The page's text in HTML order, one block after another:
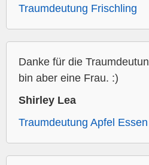
Traumdeutung Frischling
Danke für die
bin aber eine Frau. :)
Shirley Lea
Traumdeutung Apfel Essen